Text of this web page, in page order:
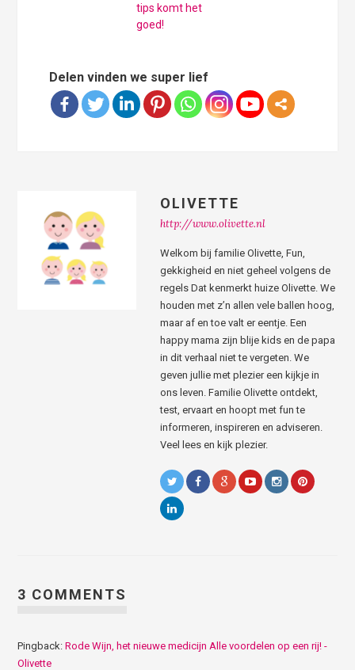
tips komt het
goed!
Delen vinden we super lief
OLIVETTE
http://www.olivette.nl
Welkom bij familie Olivette, Fun,
gekkigheid en niet geheel volgens de
regels Dat kenmerkt huize Olivette. We
houden met z’n allen vele ballen hoog,
maar af en toe valt er eentje. Een
happy mama zijn blije kids en de papa
in dit verhaal niet te vergeten. We
geven jullie met plezier een kijkje in
ons leven. Familie Olivette ontdekt,
test, ervaart en hoopt met fun te
informeren, inspireren en adviseren.
Veel lees en kijk plezier.
3 COMMENTS
Pingback:Rode Wijn, het nieuwe medicijn Alle voordelen op een rij! -
Olivette